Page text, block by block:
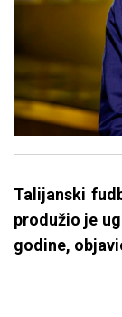
Talijanski
produžio je
godine,